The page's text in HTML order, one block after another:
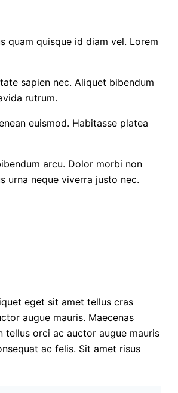
quam quisque id diam vel. Lorem
sapien nec. Aliquet bibendum
rutrum.
euismod. Habitasse platea
arcu. Dolor morbi non
urna neque viverra justo nec.
eget sit amet tellus cras
augue mauris. Maecenas
orci ac auctor augue mauris
ac felis. Sit amet risus